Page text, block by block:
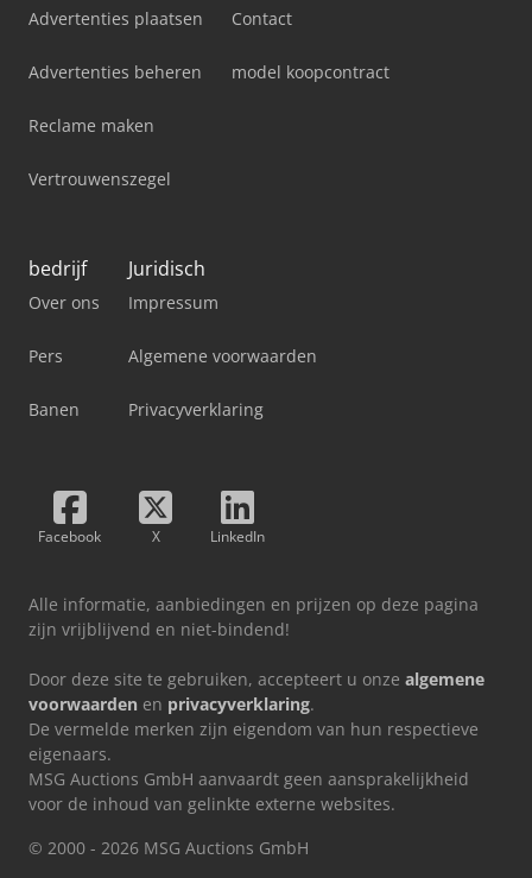
Advertenties plaatsen
Advertenties beheren
Reclame maken
Vertrouwenszegel
Contact
model koopcontract
bedrijf
Over ons
Pers
Banen
Juridisch
Impressum
Algemene voorwaarden
Privacyverklaring
Facebook X LinkedIn
Alle informatie, aanbiedingen en prijzen op deze pagina
zijn vrijblijvend en niet-bindend!
Door deze site te gebruiken, accepteert u onze algemene
voorwaarden en privacyverklaring.
De vermelde merken zijn eigendom van hun respectieve
eigenaars.
MSG Auctions GmbH aanvaardt geen aansprakelijkheid
voor de inhoud van gelinkte externe websites.
© 2000 - 2026 MSG Auctions GmbH